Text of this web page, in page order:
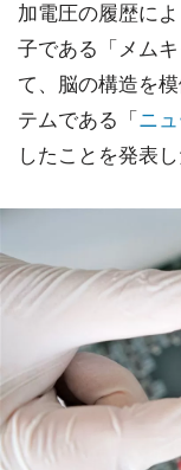
加電圧の履歴に
子である「メム
て、脳の構造を
テムである「 ニ
したことを発表し